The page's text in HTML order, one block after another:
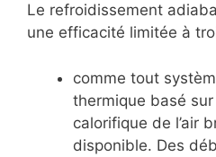
Le refroidissement
une efficacité limitée à
comme tout
thermique basé sur
calorifique de l’air
disponible. Des